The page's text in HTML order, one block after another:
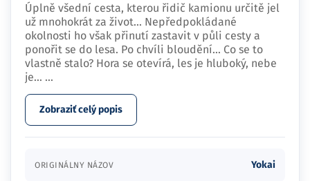
Úplně všední cesta, kterou řidič kamionu určitě jel
už mnohokrát za život... Nepředpokládané
okolnosti ho však přinutí zastavit v půli cesty a
ponořit se do lesa. Po chvíli bloudění... Co se to
vlastně stalo? Hora se otevírá, les je hluboký, nebe
je… ...
Zobraziť celý popis
ORIGINÁLNY NÁZOV Yokai